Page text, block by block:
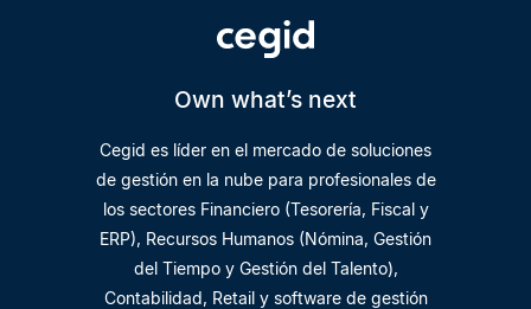
Own what’s next
Cegid es líder en el mercado de soluciones
de gestión en la nube para profesionales de
los sectores Financiero (Tesorería, Fiscal y
ERP), Recursos Humanos (Nómina, Gestión
del Tiempo y Gestión del Talento),
Contabilidad, Retail y software de gestión